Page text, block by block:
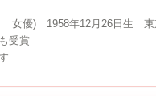
女優) 1958年12月26日生
受賞